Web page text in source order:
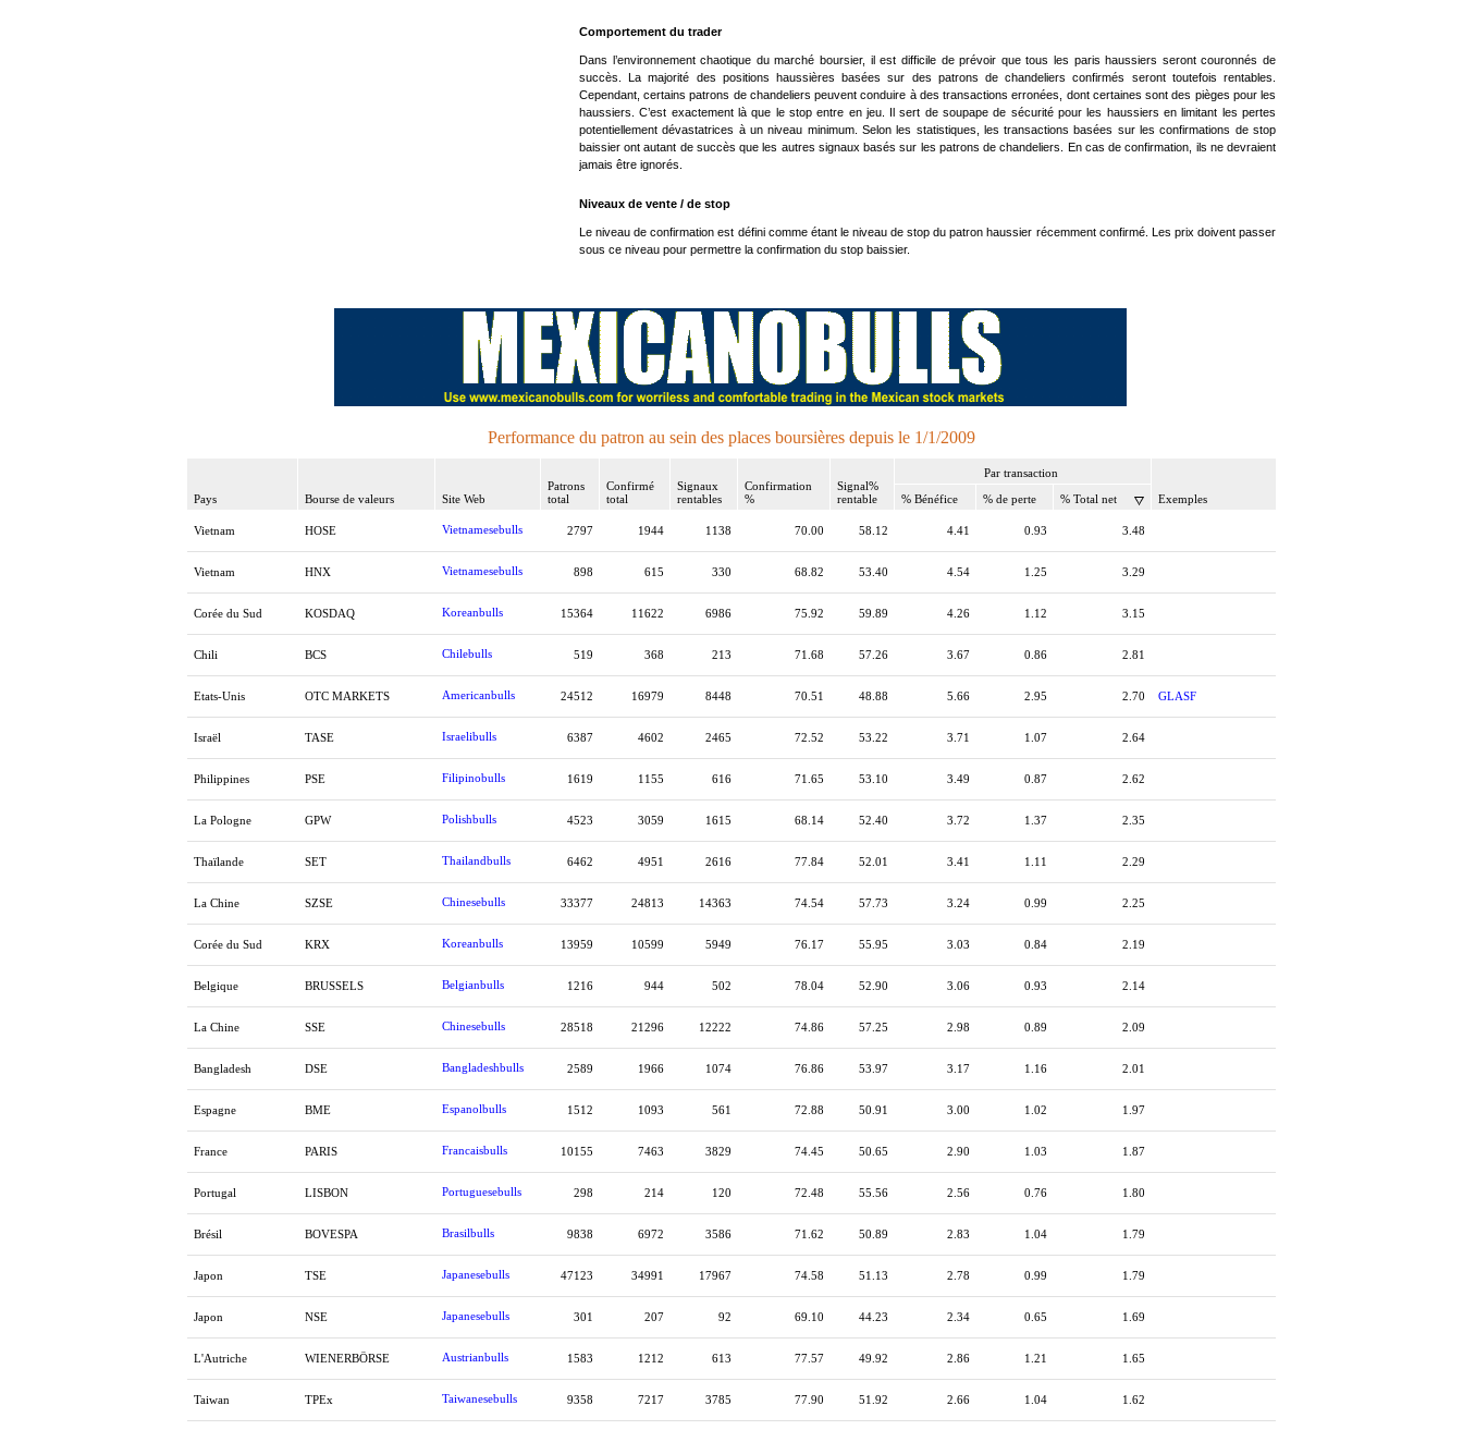
Comportement du trader
Dans l’environnement chaotique du marché boursier, il est difficile de prévoir que tous les paris haussiers seront couronnés de
succès. La majorité des positions haussières basées sur des patrons de chandeliers confirmés seront toutefois rentables.
Cependant, certains patrons de chandeliers peuvent conduire à des transactions erronées, dont certaines sont des pièges pour les
haussiers. C’est exactement là que le stop entre en jeu. Il sert de soupape de sécurité pour les haussiers en limitant les pertes
potentiellement dévastatrices à un niveau minimum. Selon les statistiques, les transactions basées sur les confirmations de stop
baissier ont autant de succès que les autres signaux basés sur les patrons de chandeliers. En cas de confirmation, ils ne devraient
jamais être ignorés.
Niveaux de vente / de stop
Le niveau de confirmation est défini comme étant le niveau de stop du patron haussier récemment confirmé. Les prix doivent passer
sous ce niveau pour permettre la confirmation du stop baissier.
Performance du patron au sein des places boursières depuis le 1/1/2009
Pays Bourse de valeurs Site Web
Patrons
total
Confirmé
total
Signaux
rentables
Confirmation
%
Signal%
rentable
Par transaction
Exemples
% Bénéfice % de perte % Total net
Vietnam HOSE Vietnamesebulls 2797 1944 1138 70.00 58.12 4.41 0.93 3.48
Vietnam HNX Vietnamesebulls 898 615 330 68.82 53.40 4.54 1.25 3.29
Corée du Sud KOSDAQ Koreanbulls 15364 11622 6986 75.92 59.89 4.26 1.12 3.15
Chili BCS Chilebulls 519 368 213 71.68 57.26 3.67 0.86 2.81
Etats-Unis OTC MARKETS Americanbulls 24512 16979 8448 70.51 48.88 5.66 2.95 2.70 GLASF
Israël TASE Israelibulls 6387 4602 2465 72.52 53.22 3.71 1.07 2.64
Philippines PSE Filipinobulls 1619 1155 616 71.65 53.10 3.49 0.87 2.62
La Pologne GPW Polishbulls 4523 3059 1615 68.14 52.40 3.72 1.37 2.35
Thaïlande SET Thailandbulls 6462 4951 2616 77.84 52.01 3.41 1.11 2.29
La Chine SZSE Chinesebulls 33377 24813 14363 74.54 57.73 3.24 0.99 2.25
Corée du Sud KRX Koreanbulls 13959 10599 5949 76.17 55.95 3.03 0.84 2.19
Belgique BRUSSELS Belgianbulls 1216 944 502 78.04 52.90 3.06 0.93 2.14
La Chine SSE Chinesebulls 28518 21296 12222 74.86 57.25 2.98 0.89 2.09
Bangladesh DSE Bangladeshbulls 2589 1966 1074 76.86 53.97 3.17 1.16 2.01
Espagne BME Espanolbulls 1512 1093 561 72.88 50.91 3.00 1.02 1.97
France PARIS Francaisbulls 10155 7463 3829 74.45 50.65 2.90 1.03 1.87
Portugal LISBON Portuguesebulls 298 214 120 72.48 55.56 2.56 0.76 1.80
Brésil BOVESPA Brasilbulls 9838 6972 3586 71.62 50.89 2.83 1.04 1.79
Japon TSE Japanesebulls 47123 34991 17967 74.58 51.13 2.78 0.99 1.79
Japon NSE Japanesebulls 301 207 92 69.10 44.23 2.34 0.65 1.69
L'Autriche WIENERBÖRSE Austrianbulls 1583 1212 613 77.57 49.92 2.86 1.21 1.65
Taiwan TPEx Taiwanesebulls 9358 7217 3785 77.90 51.92 2.66 1.04 1.62